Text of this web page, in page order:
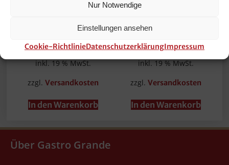
Nur Notwendige
Einstellungen ansehen
Cookie-RichtlinieDatenschutzerklärungImpressum
Bonamat Glas-Kanne
aus Glas 1,7 Liter NEU
25,90€
inkl. 19 % MwSt.
zzgl.Versandkosten
In den Warenkorb
Samsung Soundbar
Schwarz NEU
139,00€
inkl. 19 % MwSt.
zzgl. Versandkosten
In den Warenkorb
Über Gastro Grande